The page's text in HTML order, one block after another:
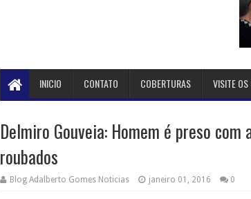
INICIO CONTATO COBERTURAS VISITE
Delmiro Gouveia: Homem é preso
roubados
Blog Adalberto Gomes Noticias janeiro 01, 2016 0